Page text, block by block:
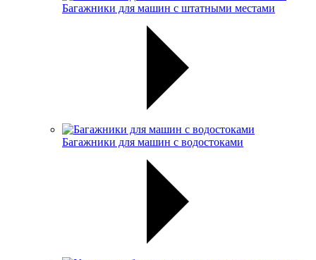
Багажники для машин с штатными местами
Багажники для машин с водостоками